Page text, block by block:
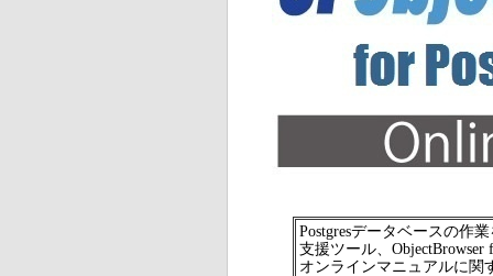
Postgresデータベースの作
支援ツール、
オンラインマニュアルに関